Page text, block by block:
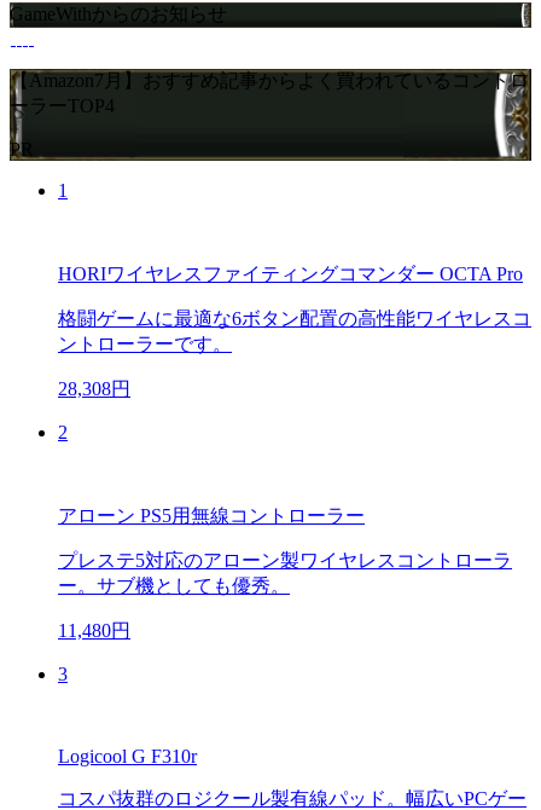
GameWithからのお知らせ
【Amazon7月】おすすめ記事からよく買われているコントロ
ーラーTOP4
PR
1
HORIワイヤレスファイティングコマンダー OCTA Pro
格闘ゲームに最適な6ボタン配置の高性能ワイヤレスコ
ントローラーです。
28,308円
2
アローン PS5用無線コントローラー
プレステ5対応のアローン製ワイヤレスコントローラ
ー。サブ機としても優秀。
11,480円
3
Logicool G F310r
コスパ抜群のロジクール製有線パッド。幅広いPCゲー